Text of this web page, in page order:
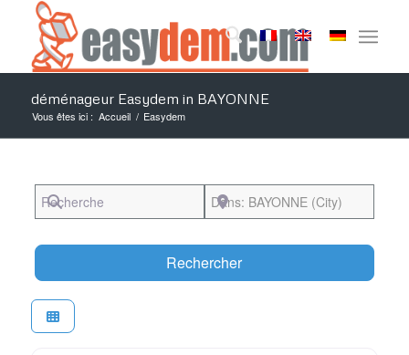
déménageur Easydem in BAYONNE
Vous êtes ici : Accueil / Easydem
Recherche Près de
RechercherSearch
Easydem